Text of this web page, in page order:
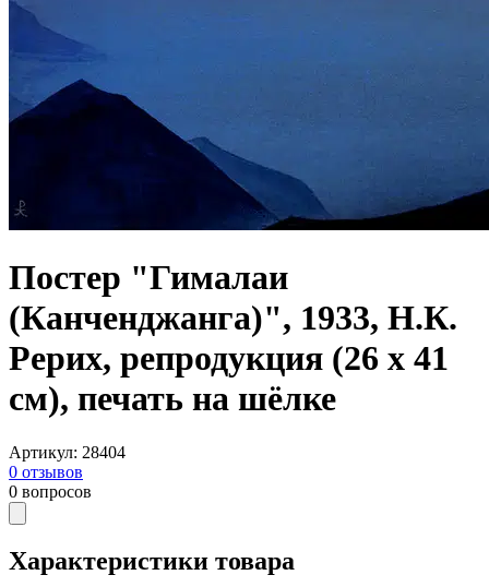
Постер "Гималаи
(Канченджанга)", 1933, Н.К.
Рерих, репродукция (26 х 41
см), печать на шёлке
Артикул: 28404
0 отзывов
0 вопросов
Характеристики товара